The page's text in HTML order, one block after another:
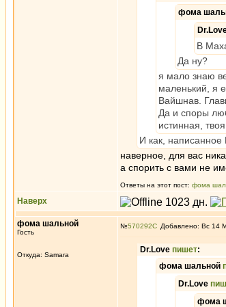
фома
В
Да ну?
я мало знаю
маленький, я
Вайшнав.
Да и споры
истинная,
И как, написанное
наверное, для вас
а спорить с вами не
Ответы на этот пост: фома
Наверх
фома шальной
Гость
Откуда: Samara
№570292 Добавлено: Вс 14
Dr.Love пишет:
фома шальной
Dr.Love
фома